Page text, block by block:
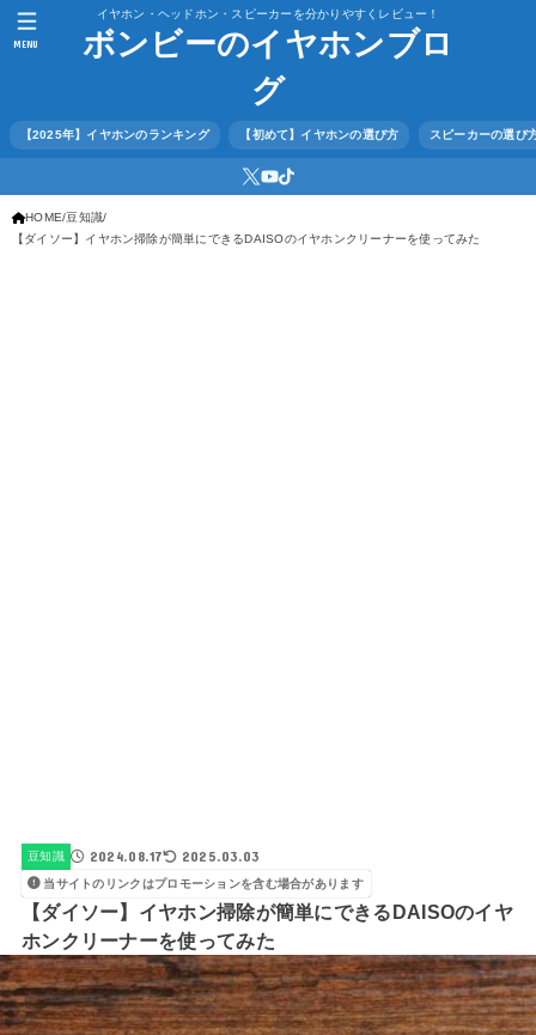
イヤホン・ヘッドホン・スピーカーを分かりやすくレビュー！
ボンビーのイヤホンブロ
グ
【2025年】イヤホンのランキング 【初めて】イヤホンの選び方 スピーカーの選び
MENU
HOME 豆知識
【ダイソー】イヤホン掃除が簡単にできるDAISOのイヤホンクリーナーを使ってみた
豆知識 2024.08.17 2025.03.03
当サイトのリンクはプロモーションを含む場合があります
【ダイソー】イヤホン掃除が簡単にできるDAISOのイヤ
ホンクリーナーを使ってみた